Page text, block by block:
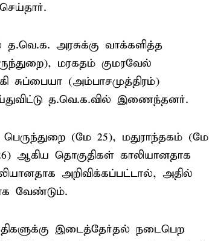
அரசுக்கு வாக்களித்த
மரகதம் குமரவேல்
சுப்பையா (அம்பாசமுத்திரம்)
த.வெ.க.வில் இணைந்தனர்.
(மே 25), மதுராந்தகம் (மே
ஆகிய தொகுதிகள் காலியானதாக
அறிவிக்கப்பட்டால், அதில்
வேண்டும்.
இடைத்தேர்தல் நடைபெற